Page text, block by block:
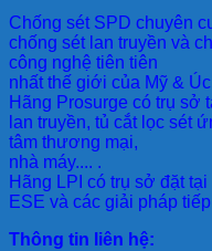
Chống sét SPD chuyên
chống sét lan truyền và
công nghệ tiên tiên
nhất thế giới của Mỹ &
Hãng Prosurge có trụ sở
lan truyền, tủ cắt lọc sét
tâm thương mại,
nhà máy.... .
Hãng LPI có trụ sở đặt
ESE và các giải pháp
Thông tin liên hệ: